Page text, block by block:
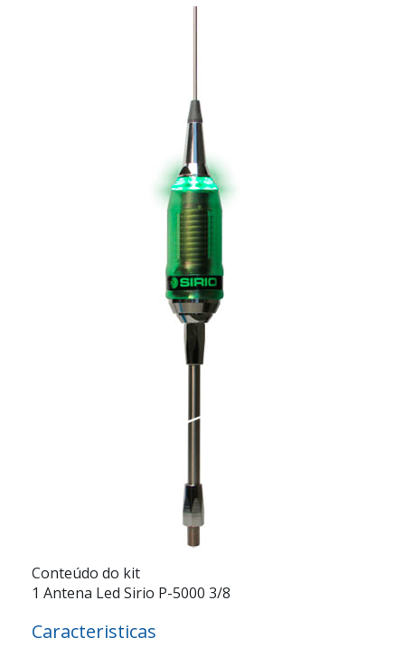
Conteúdo do kit
1 Antena Led Sirio P-5000 3/8
Caracteristicas